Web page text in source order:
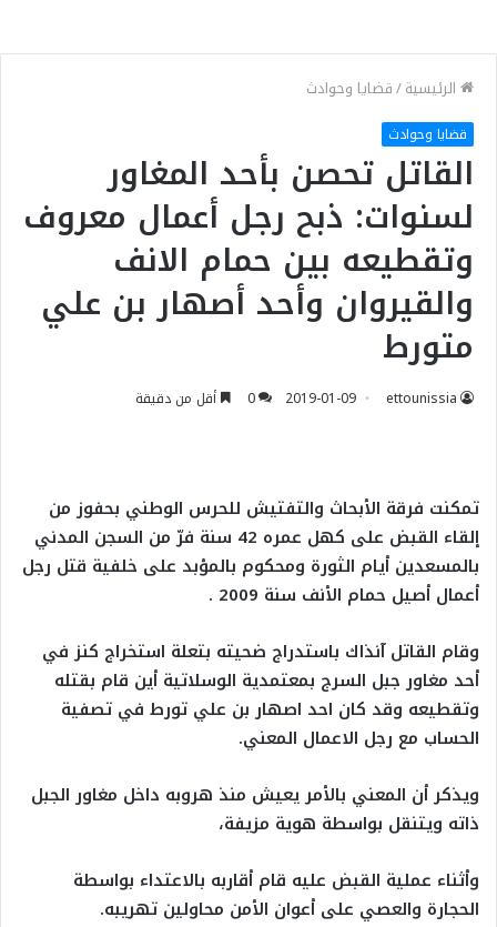
الرئيسية/قضايا وحوادث
قضايا وحوادث
القاتل تحصن بأحد المغاور
لسنوات: ذبح رجل أعمال معروف
وتقطيعه بين حمام الانف
والقيروان وأحد أصهار بن علي
متورط
ettounissia
2019-01-09
0 أقل من دقيقة
تمكنت فرقة الأبحاث والتفتيش للحرس الوطني بحفوز من
إلقاء القبض على كهل عمره 42 سنة فرّ من السجن المدني
بالمسعدين أيام الثورة ومحكوم بالمؤبد على خلفية قتل رجل
أعمال أصيل حمام الأنف سنة 2009 .
وقام القاتل آنذاك باستدراج ضحيته بتعلة استخراج كنز في
أحد مغاور جبل السرج بمعتمدية الوسلاتية أين قام بقتله
وتقطيعه وقد كان احد اصهار بن علي تورط في تصفية
الحساب مع رجل الاعمال المعني.
ويذكر أن المعني بالأمر يعيش منذ هروبه داخل مغاور الجبل
ذاته ويتنقل بواسطة هوية مزيفة،
وأثناء عملية القبض عليه قام أقاربه بالاعتداء بواسطة
الحجارة والعصي على أعوان الأمن محاولين تهريبه.